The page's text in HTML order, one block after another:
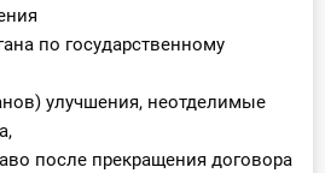
по государственному
улучшения, неотделимые
после прекращения договора